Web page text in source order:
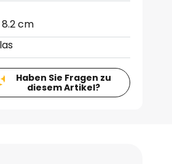
cm
Haben Sie Fragen zu
diesem Artikel?